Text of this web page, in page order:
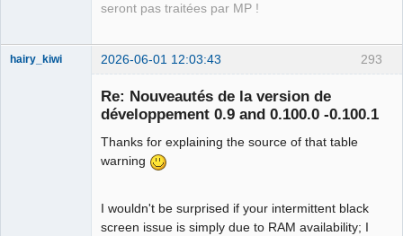
seront pas traitées par MP !
293
hairy_kiwi 2026-06-01 12:03:43
Re: Nouveautés de la version de
développement 0.9 and 0.100.0 -0.100.1
Thanks for explaining the source of that table
warning
I wouldn't be surprised if your intermittent black
screen issue is simply due to RAM availability; I